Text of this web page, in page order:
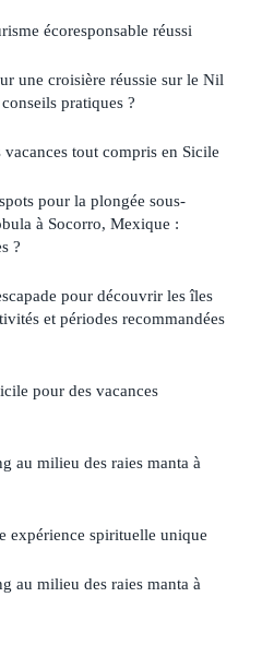
écoresponsable réussi
une croisière réussie sur le Nil
pratiques ?
tout compris en Sicile
pour la plongée sous-
à Socorro, Mexique :
?
pour découvrir les îles
et périodes recommandées
pour des vacances
au milieu des raies manta à
expérience spirituelle unique
au milieu des raies manta à